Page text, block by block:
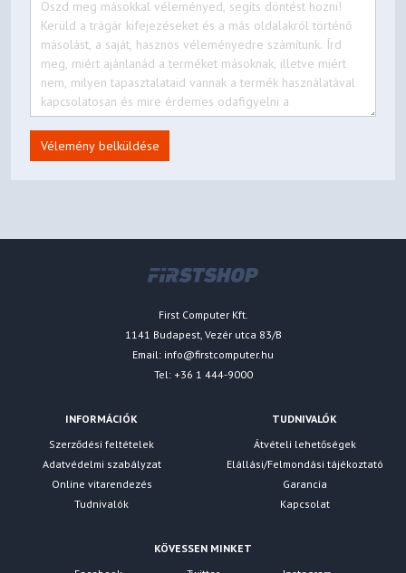
Vélemény belküldése
First Computer Kft.
1141 Budapest, Vezér utca 83/B
Email: info@firstcomputer.hu
Tel: +36 1 444-9000
INFORMÁCIÓK
Szerződési feltételek
Adatvédelmi szabályzat
Online vitarendezés
Tudnivalók
TUDNIVALÓK
Átvételi lehetőségek
Elállási/Felmondási tájékoztató
Garancia
Kapcsolat
KÖVESSEN MINKET